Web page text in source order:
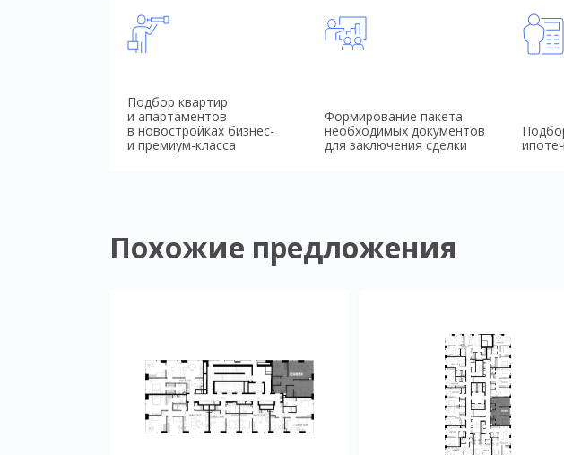
Подбор квартир
и апартаментов
в новостройках бизнес-
и премиум-класса
Формирование пакета
необходимых документов
для заключения сделки
Похожие предложения